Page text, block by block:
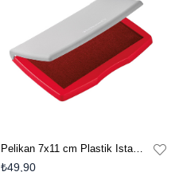
Pelikan 7x11 cm Plastik Istampa - Kırmızı
₺49,90